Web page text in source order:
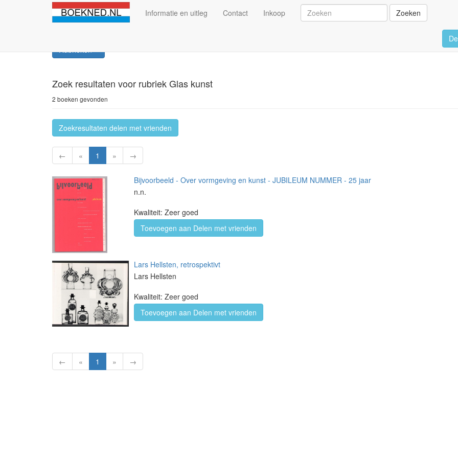
Informatie en uitleg Contact Inkoop Zoeken
Rubrieken
Zoek resultaten voor rubriek Glas kunst
2 boeken gevonden
Zoekresultaten delen met vrienden
← « 1 » →
Bijvoorbeeld - Over vormgeving en kunst - JUBILEUM NUMMER - 25 jaar
n.n.
Kwaliteit: Zeer goed
Toevoegen aan Delen met vrienden
Lars Hellsten, retrospektivt
Lars Hellsten
Kwaliteit: Zeer goed
Toevoegen aan Delen met vrienden
← « 1 » →